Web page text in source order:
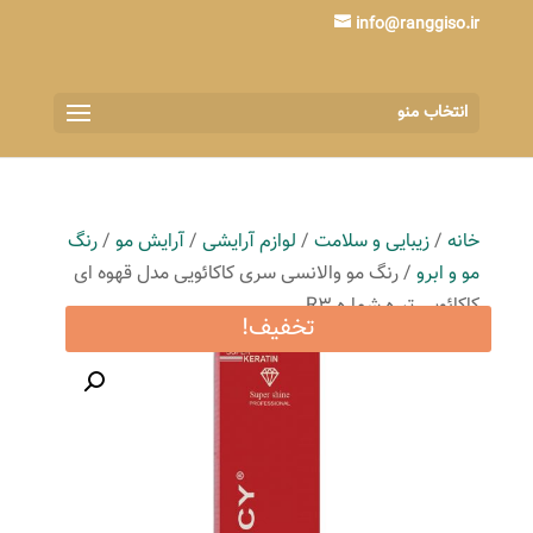
info@ranggiso.ir
انتخاب منو
خانه/زیبایی و سلامت/ لوازم آرایشی/آرایش مو/رنگ
مو و ابرو/ رنگ مو والانسی سری کاکائویی مدل قهوه ای
کاکائویی تیره شماره R3
تخفیف!